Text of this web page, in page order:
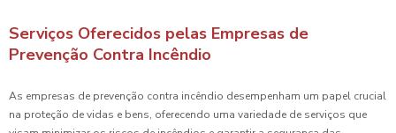
Serviços Oferecidos pelas Empresas de
Prevenção Contra Incêndio
As empresas de prevenção contra incêndio desempenham um papel crucial
na proteção de vidas e bens, oferecendo uma variedade de serviços que